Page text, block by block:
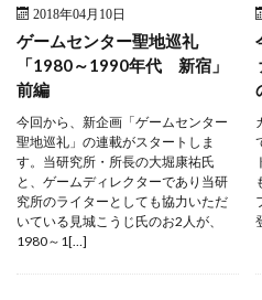
2018年04月10日
ゲームセンター聖地巡礼
「1980～1990年代 新宿」
前編
今回から、新企画「ゲームセンター
聖地巡礼」の連載がスタートしま
す。当研究所・所長の大堀康祐氏
と、ゲームディレクターであり当研
究所のライターとしても協力いただ
いている見城こうじ氏のお2人が、
1980～1[…]